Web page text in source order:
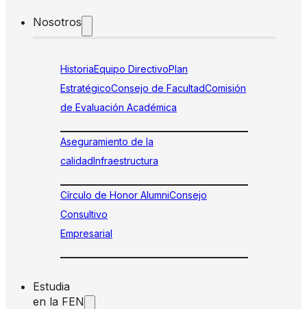
Nosotros
HistoriaEquipo DirectivoPlan
EstratégicoConsejo de FacultadComisión
de Evaluación Académica
Aseguramiento de la
calidadInfraestructura
Círculo de Honor AlumniConsejo
Consultivo
Empresarial
Estudia
en la FEN